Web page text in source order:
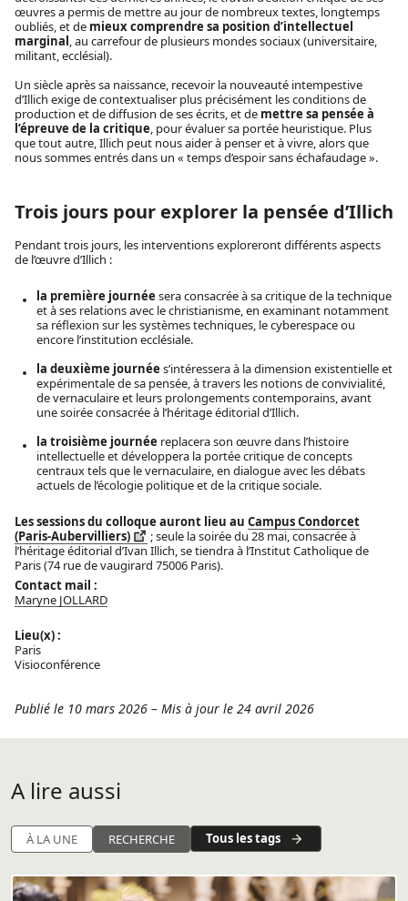
œuvres a permis de mettre au jour de nombreux textes, longtemps
oubliés, et de mieux comprendre sa position d’intellectuel
marginal , au carrefour de plusieurs mondes sociaux (universitaire,
militant, ecclésial).
Un siècle après sa naissance, recevoir la nouveauté intempestive
d’Illich exige de contextualiser plus précisément les conditions de
production et de diffusion de ses écrits, et de mettre sa pensée à
l’épreuve de la critique , pour évaluer sa portée heuristique. Plus
que tout autre, Illich peut nous aider à penser et à vivre, alors que
nous sommes entrés dans un « temps d’espoir sans échafaudage ».
Trois jours pour explorer la pensée d’Illich
Pendant trois jours, les interventions exploreront différents aspects
de l’œuvre d’Illich :
la première journée sera consacrée à sa critique de la technique
et à ses relations avec le christianisme, en examinant notamment
sa réflexion sur les systèmes techniques, le cyberespace ou
encore l’institution ecclésiale.
la deuxième journée s’intéressera à la dimension existentielle et
expérimentale de sa pensée, à travers les notions de convivialité,
de vernaculaire et leurs prolongements contemporains, avant
une soirée consacrée à l’héritage éditorial d’Illich.
la troisième journée replacera son œuvre dans l’histoire
intellectuelle et développera la portée critique de concepts
centraux tels que le vernaculaire, en dialogue avec les débats
actuels de l’écologie politique et de la critique sociale.
Les sessions du colloque auront lieu au Campus Condorcet
(Paris-Aubervilliers)
; seule la soirée du 28 mai, consacrée à
l’héritage éditorial d’Ivan Illich, se tiendra à l’Institut Catholique de
Paris (74 rue de vaugirard 75006 Paris).
Contact mail :
Maryne JOLLARD
Lieu(x) :
Paris
Visioconférence
Publié le 10 mars 2026 – Mis à jour le 24 avril 2026
A lire aussi
À LA UNE RECHERCHE Tous les tags